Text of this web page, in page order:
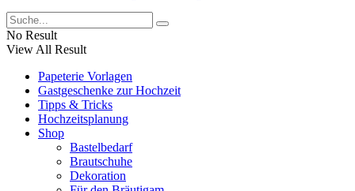
No Result
View All Result
Papeterie Vorlagen
Gastgeschenke zur Hochzeit
Tipps & Tricks
Hochzeitsplanung
Shop
Bastelbedarf
Brautschuhe
Dekoration